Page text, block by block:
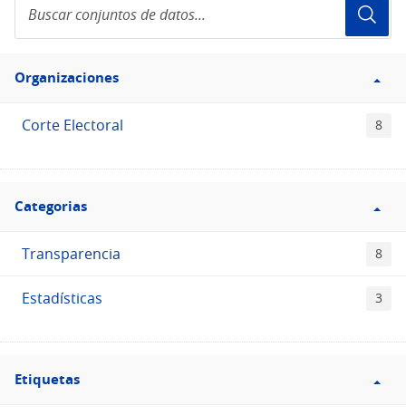
conjuntos
de
Filtro
Organizaciones
Organizaciones
Corte Electoral 8
Filtro
Categorias
Categorias
Transparencia 8
Estadísticas 3
Filtro
Etiquetas
Etiquetas